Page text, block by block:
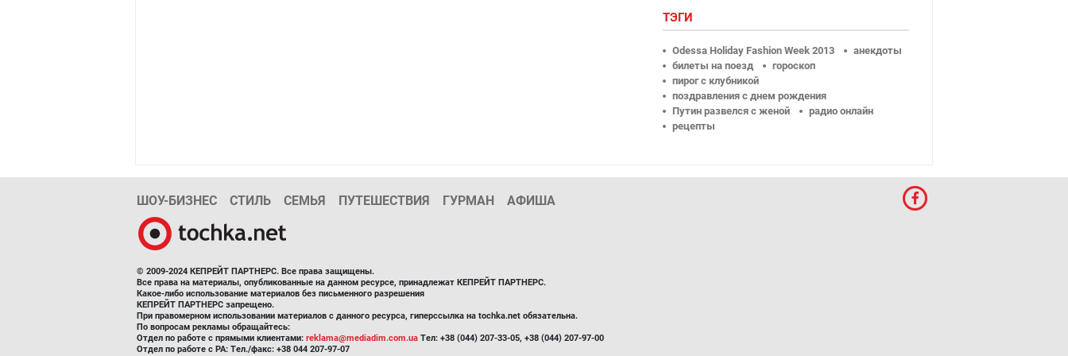
ТЭГИ
Odessa Holiday Fashion Week 2013
анекдоты
билеты на поезд
гороскоп
пирог с клубникой
поздравления с днем рождения
Путин развелся с женой
радио онлайн
рецепты
ШОУ-БИЗНЕС СТИЛЬ СЕМЬЯ ПУТЕШЕСТВИЯ ГУРМАН АФИША
© 2009-2024 КЕПРЕЙТ ПАРТНЕРС. Все права защищены.
Все права на материалы, опубликованные на данном ресурсе, принадлежат КЕПРЕЙТ ПАРТНЕРС.
Какое-либо использование материалов без письменного разрешения
КЕПРЕЙТ ПАРТНЕРС запрещено.
При правомерном использовании материалов с данного ресурса, гиперссылка на tochka.net обязательна.
По вопросам рекламы обращайтесь:
Отдел по работе с прямыми клиентами: reklama@mediadim.com.ua Тел: +38 (044) 207-33-05, +38 (044) 207-97-00
Отдел по работе с РА: Тел./факс: +38 044 207-97-07